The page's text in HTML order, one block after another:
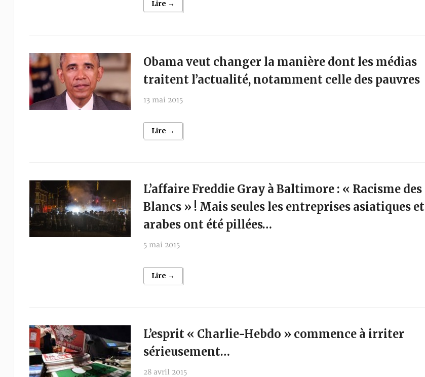
Lire →
Obama veut changer la manière dont les médias
traitent l’actualité, notamment celle des pauvres
13 mai 2015
Lire →
L’affaire Freddie Gray à Baltimore : « Racisme des
Blancs » ! Mais seules les entreprises asiatiques et
arabes ont été pillées…
5 mai 2015
Lire →
L’esprit « Charlie-Hebdo » commence à irriter
sérieusement…
28 avril 2015